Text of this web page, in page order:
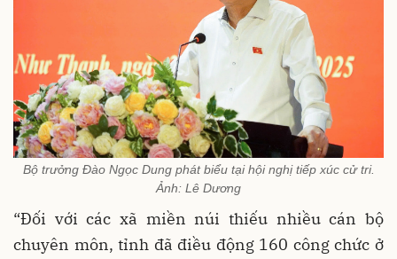
Bộ trưởng Đào Ngọc Dung phát biểu tại hội nghị tiếp xúc cử tri.
Ảnh: Lê Dương
“Đối với các xã miền núi thiếu nhiều cán bộ
chuyên môn, tỉnh đã điều động 160 công chức ở